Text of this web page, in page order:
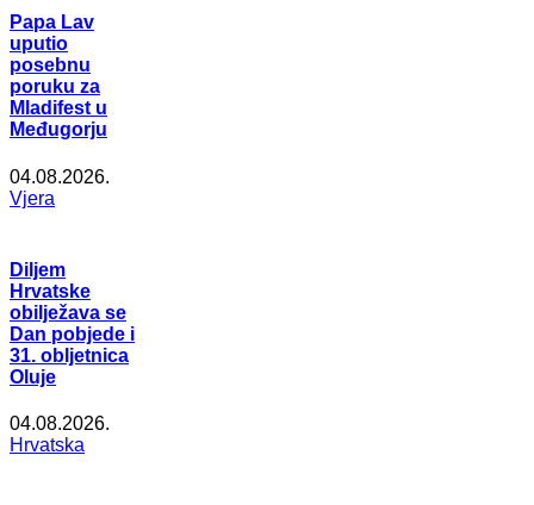
Papa Lav
uputio
posebnu
poruku za
Mladifest u
Međugorju
04.08.2026.
Vjera
Diljem
Hrvatske
obilježava se
Dan pobjede i
31. obljetnica
Oluje
04.08.2026.
Hrvatska